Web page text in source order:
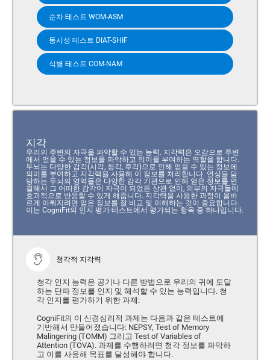
순차 테스트 WOM-ASM
동시성 테스트 DIAT-SHIF
식별 테스트 COM-NAM
지각
우리의 주변의 자극을 파악할 수 있는 능력. 지각력은 오감으로 주변
에서 얻을 수 있는 정보를 파악하고 의미를 부여하는 역할을 합니다.
두뇌는 다양한 감각(시각, 청각, 후각)으로 인해 얻을 수 있는 정보에
의미를 부여하고 지각력을 사용해 이 정보를 처리합니다. 연상을 담
당하는 두뇌의 영역들은 다양한 감각 기관으로 인해 얻은 정보를 연
결해서 그 어떠한 감각이 자극이 되었든 상관 없이, 외부의 자극들에
효과적으로 반응할 수 있게 해줍니다. 지각력을 사용한 과정이 올바
르게 이뤄지려면 얻은 정보를 잘 비교 및 이해하는 것이 중요합니다.
이는 CogniFit의 인지 평가 테스트에서 평가되는 항목 중 하나입니다.
청각적 지각력
청각 인지 능력은 공기나 다른 방법으로 우리의 귀에 도달
하는 단파 정보를 인지 및 해석할 수 있는 능력입니다. 청
각 인지를 평가하기 위한 과제:
CogniFit의 이 신경심리적 과제는 다음과 같은 테스트에
기반해서 만들어졌습니다: NEPSY, Test of Memory
Malingering (TOMM) 그리고 Test of Variables of
Attention (TOVA). 과제를 수행하려면 청각 정보를 파악하
고 이를 사용해 목표를 달성해야 합니다.